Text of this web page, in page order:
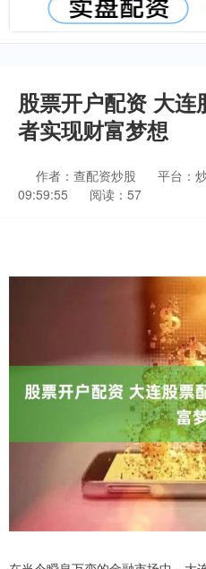
股票开户配资 大
者实现财富梦想
作者：查配资炒股 平台：
09:59:55
阅读：57